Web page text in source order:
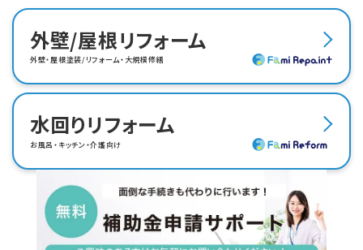
外壁/屋根リフォーム
外壁・屋根塗装/リフォーム・大規模修繕
水回りリフォーム
お風呂・キッチン・介護向け